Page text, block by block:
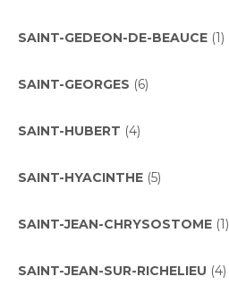
SAINT-GEDEON-DE-BEAUCE (1)
SAINT-GEORGES (6)
SAINT-HUBERT (4)
SAINT-HYACINTHE (5)
SAINT-JEAN-CHRYSOSTOME (1)
SAINT-JEAN-SUR-RICHELIEU (4)